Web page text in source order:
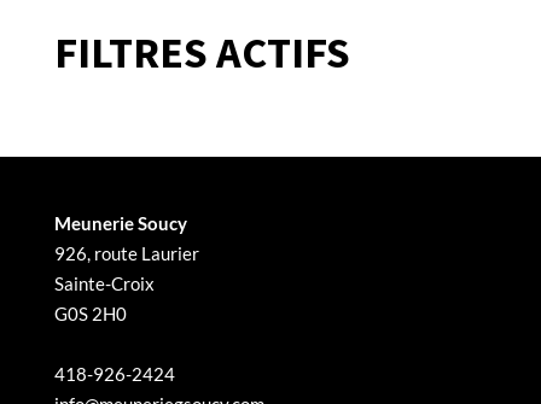
FILTRES ACTIFS
Meunerie Soucy
926, route Laurier
Sainte-Croix
G0S 2H0
418-926-2424